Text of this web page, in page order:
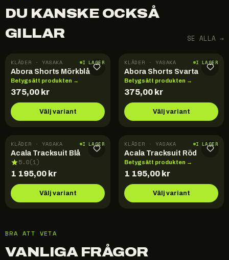
DU KANSKE OCKSÅ
GILLAR
SE ALLA →
KLÄDER · YASAKA I LAGER
Abora Shorts Mörkblå
Betygsätt produkten →
375,00 kr
Välj variant
KLÄDER · YASAKA I LAGER
Abora Shorts Svarta
Betygsätt produkten →
375,00 kr
Välj variant
KLÄDER · YASAKA I LAGER
Acala Tracksuit Blå
5.0(1)
1 195,00 kr
Välj variant
KLÄDER · YASAKA I LAGER
Acala Tracksuit Röd
Betygsätt produkten →
1 195,00 kr
Välj variant
BRA ATT VETA
VANLIGA FRÅGOR